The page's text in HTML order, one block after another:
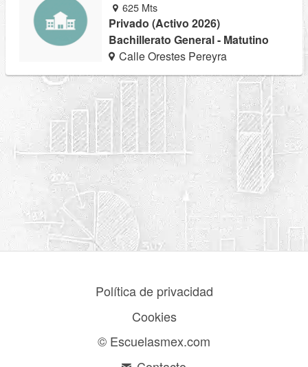
625 Mts
Privado (Activo 2026)
Bachillerato General - Matutino
Calle Orestes Pereyra
Política de privacidad
Cookies
© Escuelasmex.com